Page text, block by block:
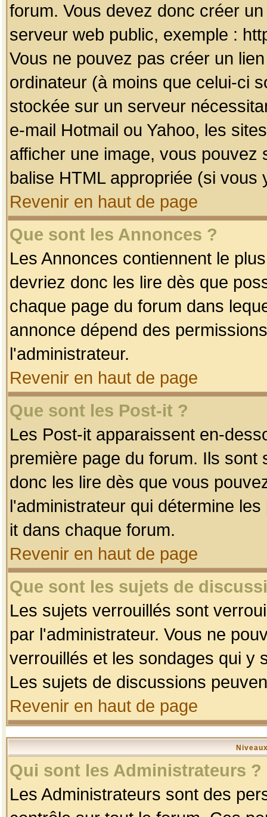
forum. Vous devez donc créer
serveur web public, exemple :
Vous ne pouvez pas créer un
ordinateur (à moins que celui-ci
stockée sur un serveur
e-mail Hotmail ou Yahoo, les
afficher une image, vous pouvez
balise HTML appropriée (si vous
Revenir en haut de page
Que sont les Annonces ?
Les Annonces contiennent le
devriez donc les lire dès que
chaque page du forum dans
annonce dépend des
l'administrateur.
Revenir en haut de page
Que sont les Post-it ?
Les Post-it apparaissent en-
première page du forum. Ils
donc les lire dès que vous
l'administrateur qui détermine
it dans chaque forum.
Revenir en haut de page
Que sont les sujets de
Les sujets verrouillés sont
par l'administrateur. Vous ne
verrouillés et les sondages qui y
Les sujets de discussions
Revenir en haut de page
Qui sont les Administrateurs ?
Les Administrateurs sont des